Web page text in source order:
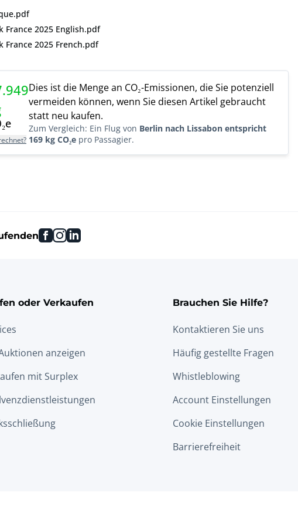
France 2025 English.pdf
France 2025 French.pdf
Dies ist die Menge an CO₂-Emissionen, die Sie potenziell
vermeiden können, wenn Sie diesen Artikel gebraucht
statt neu kaufen.
Zum Vergleich: Ein Flug von Berlin nach Lissabon entspricht
169 kg CO₂e pro Passagier.
facebook
instagram
linkedin
oder Verkaufen
anzeigen
mit Surplex
Brauchen Sie Hilfe?
Kontaktieren Sie uns
Häufig gestellte Fragen
Whistleblowing
Account Einstellungen
Cookie Einstellungen
Barrierefreiheit